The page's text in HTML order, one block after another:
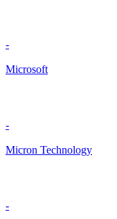
-
Microsoft
-
Micron Technology
-